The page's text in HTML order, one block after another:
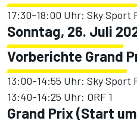
17:30-18:00 Uhr: Sky Sport
Sonntag, 26. Juli
Vorberichte Grand
13:00-14:55 Uhr: Sky Sport
13:40-14:25 Uhr: ORF 1
Grand Prix (Start